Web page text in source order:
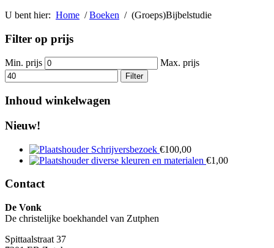
U bent hier: Home /Boeken / (Groeps)Bijbelstudie
Filter op prijs
Min. prijs Max. prijs
Filter
Inhoud winkelwagen
Nieuw!
Schrijversbezoek €100,00
diverse kleuren en materialen €1,00
Contact
De Vonk
De christelijke boekhandel van Zutphen
Spittaalstraat 37